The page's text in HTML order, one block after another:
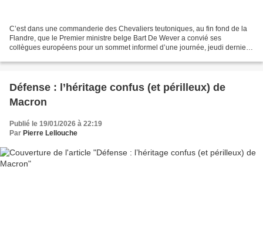
C’est dans une commanderie des Chevaliers teutoniques, au fin fond de la
Flandre, que le Premier ministre belge Bart De Wever a convié ses
collègues européens pour un sommet informel d’une journée, jeudi dernier.
Défense : l’héritage confus (et périlleux) de
Macron
Publié le 19/01/2026 à 22:19
Par Pierre Lellouche